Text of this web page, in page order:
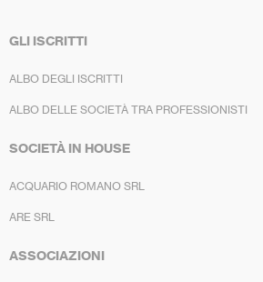
GLI ISCRITTI
ALBO DEGLI ISCRITTI
ALBO DELLE SOCIETÀ TRA PROFESSIONISTI
SOCIETÀ IN HOUSE
ACQUARIO ROMANO SRL
ARE SRL
ASSOCIAZIONI